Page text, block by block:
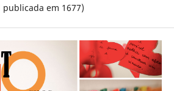
em 1677)